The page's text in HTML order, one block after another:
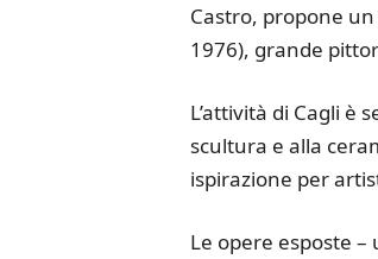
Castro, propone
1976), grande
L’attività di Cagli
scultura e alla
ispirazione per
Le opere esposte